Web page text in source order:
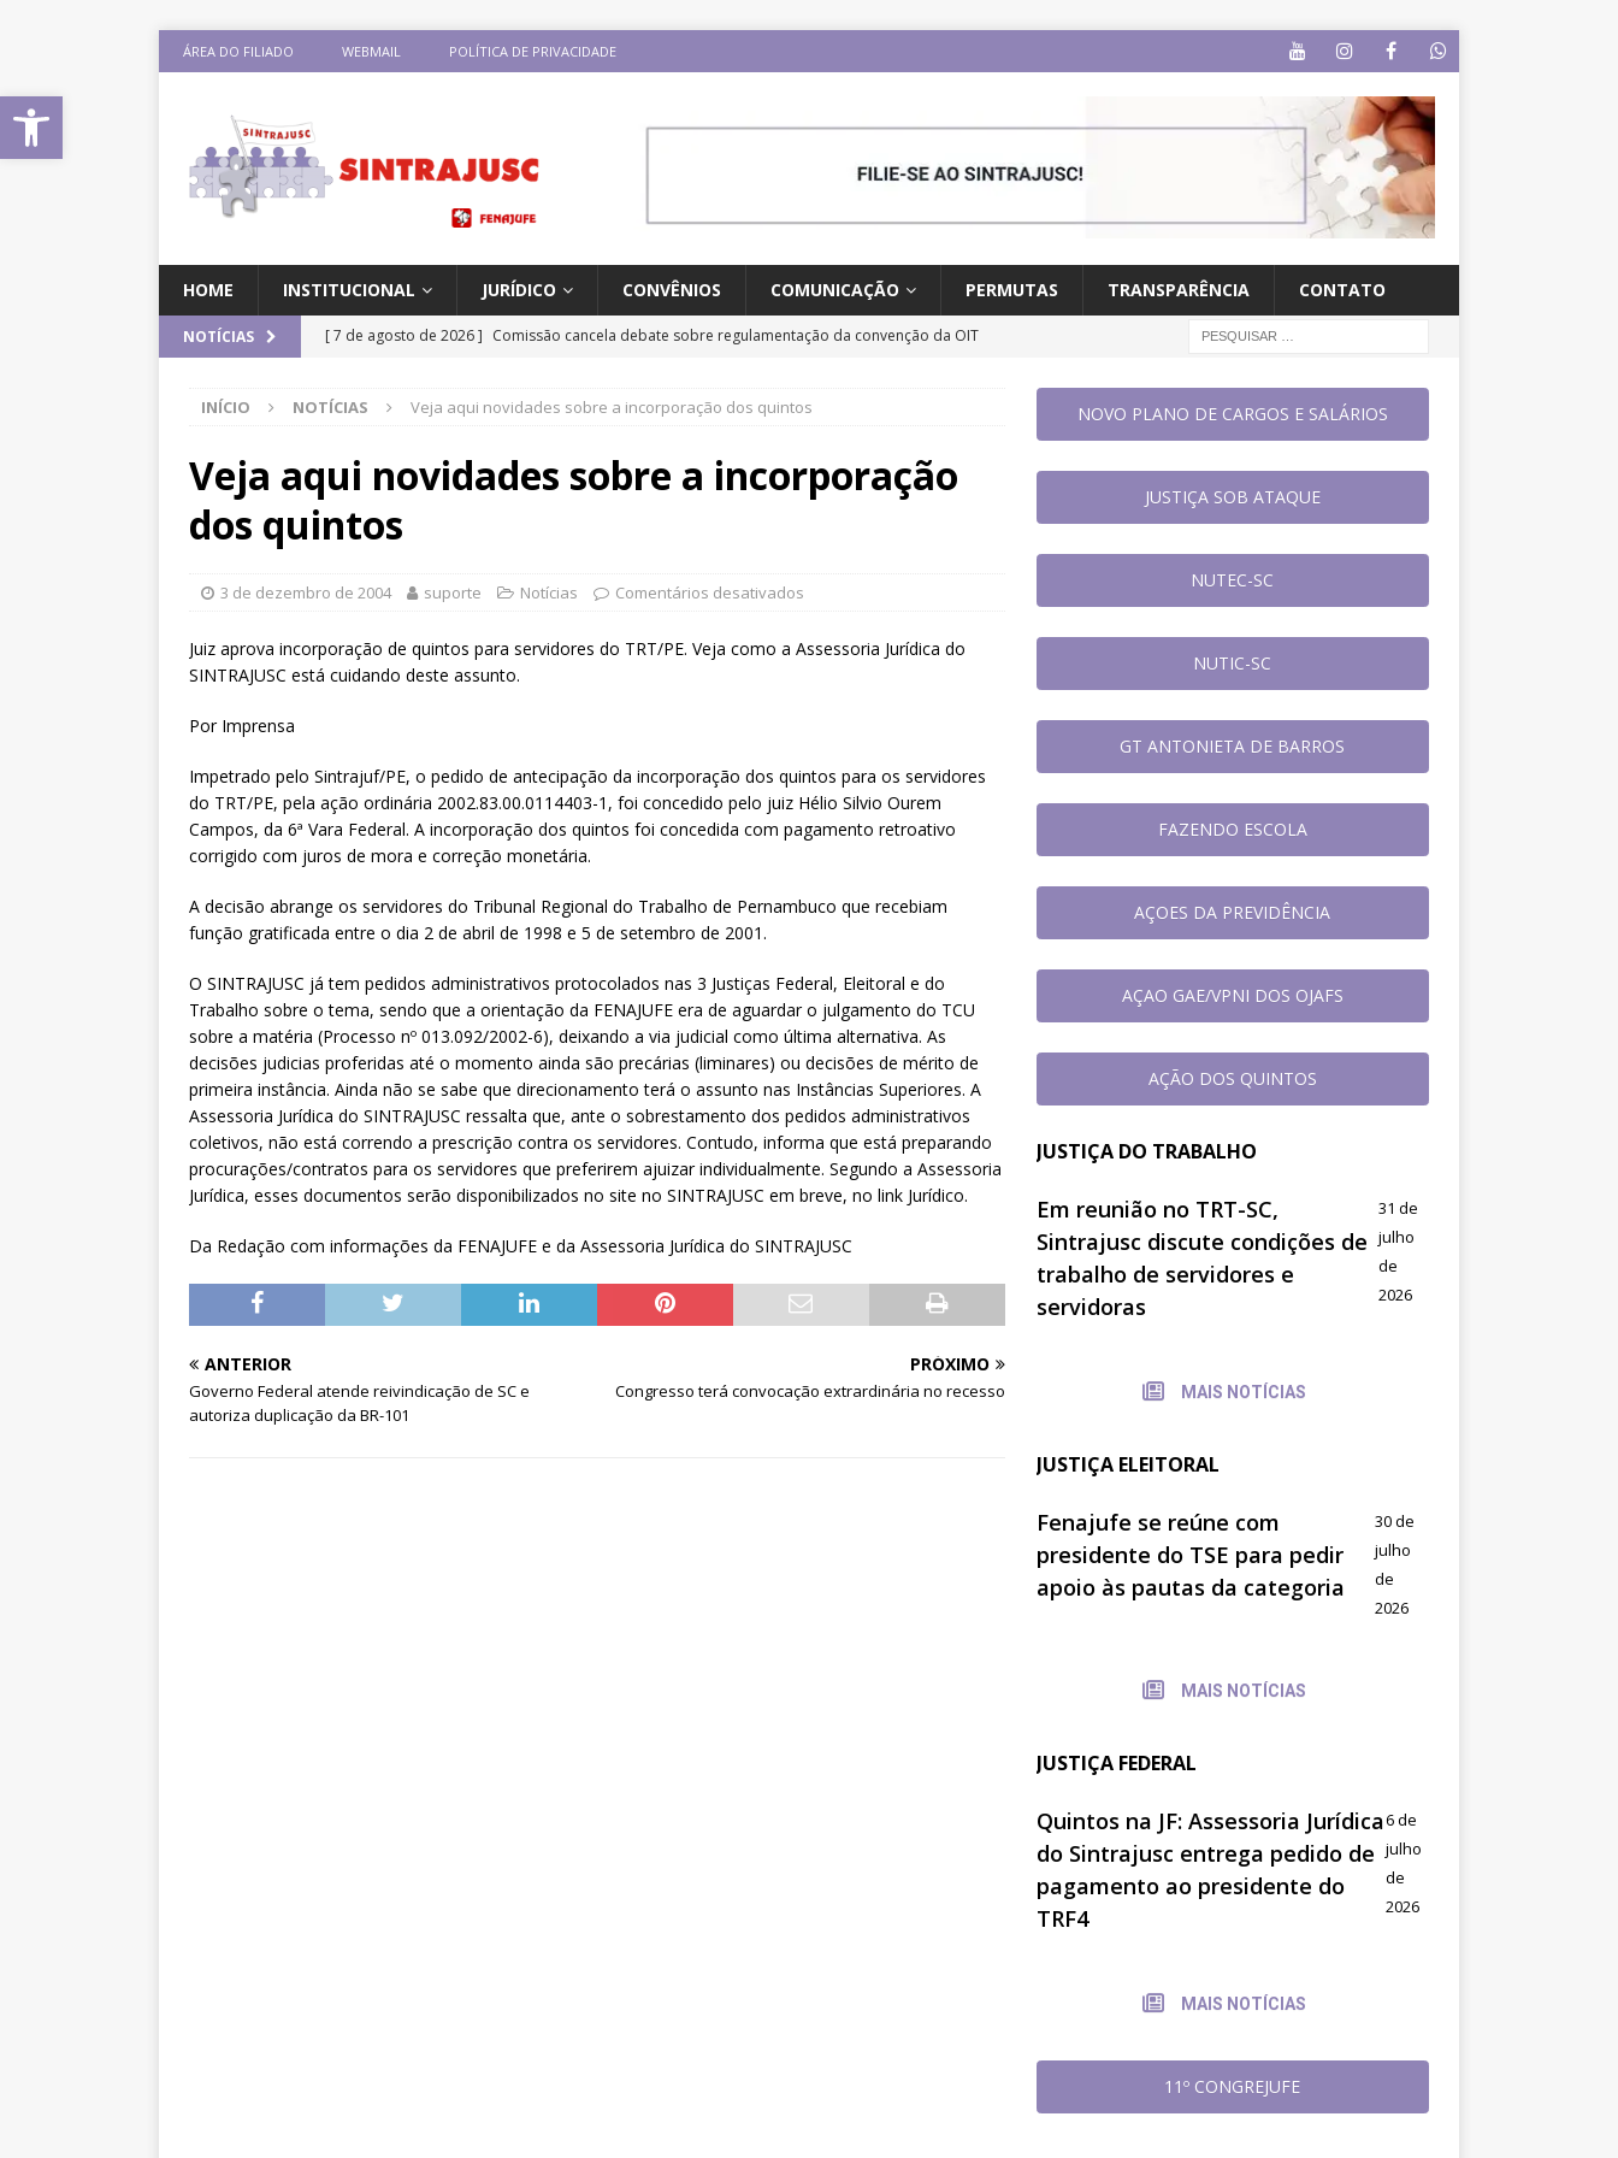
Abrir a barra de ferramentas
ÁREA DO FILIADO WEBMAIL POLÍTICA DE PRIVACIDADE
HOME INSTITUCIONAL JURÍDICO CONVÊNIOS COMUNICAÇÃO PERMUTAS TRANSPARÊNCIA CONTATO
NOTÍCIAS [ 7 de agosto de 2026 ] Comissão cancela debate sobre regulamentação da convenção da OIT
[ 7 de agosto de 2026 ] Salário e carreira: CNJ aprova proposta orçamentária para 2027 com
previsão de reajuste de 8%; Sintrajusc faz mobilização dia 13/8 pela derrubada do Veto 45/2025
[ 6 de agosto de 2026 ]
CNJ para tratar da retomada dos trabalhos
DESTAQUES
INÍCIO NOTÍCIAS Veja aqui novidades sobre a incorporação dos quintos
Veja aqui novidades sobre a incorporação
dos quintos
3 de dezembro de 2004 suporte Notícias Comentários desativados
Juiz aprova incorporação de quintos para servidores do TRT/PE. Veja como a Assessoria Jurídica do
SINTRAJUSC está cuidando deste assunto.
Por Imprensa
Impetrado pelo Sintrajuf/PE, o pedido de antecipação da incorporação dos quintos para os servidores
do TRT/PE, pela ação ordinária 2002.83.00.0114403-1, foi concedido pelo juiz Hélio Silvio Ourem
Campos, da 6ª Vara Federal. A incorporação dos quintos foi concedida com pagamento retroativo
corrigido com juros de mora e correção monetária.
A decisão abrange os servidores do Tribunal Regional do Trabalho de Pernambuco que recebiam
função gratificada entre o dia 2 de abril de 1998 e 5 de setembro de 2001.
O SINTRAJUSC já tem pedidos administrativos protocolados nas 3 Justiças Federal, Eleitoral e do
Trabalho sobre o tema, sendo que a orientação da FENAJUFE era de aguardar o julgamento do TCU
sobre a matéria (Processo nº 013.092/2002-6), deixando a via judicial como última alternativa. As
decisões judicias proferidas até o momento ainda são precárias (liminares) ou decisões de mérito de
primeira instância. Ainda não se sabe que direcionamento terá o assunto nas Instâncias Superiores. A
Assessoria Jurídica do SINTRAJUSC ressalta que, ante o sobrestamento dos pedidos administrativos
coletivos, não está correndo a prescrição contra os servidores. Contudo, informa que está preparando
procurações/contratos para os servidores que preferirem ajuizar individualmente. Segundo a Assessoria
Jurídica, esses documentos serão disponibilizados no site no SINTRAJUSC em breve, no link Jurídico.
Da Redação com informações da FENAJUFE e da Assessoria Jurídica do SINTRAJUSC
ANTERIOR
Governo Federal atende reivindicação de SC e
autoriza duplicação da BR-101
PRÓXIMO
Congresso terá convocação extrardinária no recesso
NOVO PLANO DE CARGOS E SALÁRIOS
JUSTIÇA SOB ATAQUE
NUTEC-SC
NUTIC-SC
GT ANTONIETA DE BARROS
FAZENDO ESCOLA
AÇOES DA PREVIDÊNCIA
AÇAO GAE/VPNI DOS OJAFS
AÇÃO DOS QUINTOS
JUSTIÇA DO TRABALHO
Em reunião no TRT-SC,
Sintrajusc discute condições de
trabalho de servidores e
servidoras
31 de
julho
de
2026
MAIS NOTÍCIAS
JUSTIÇA ELEITORAL
Fenajufe se reúne com
presidente do TSE para pedir
apoio às pautas da categoria
30 de
julho
de
2026
MAIS NOTÍCIAS
JUSTIÇA FEDERAL
Quintos na JF: Assessoria Jurídica
do Sintrajusc entrega pedido de
pagamento ao presidente do
TRF4
6 de
julho
de
2026
MAIS NOTÍCIAS
11º CONGREJUFE